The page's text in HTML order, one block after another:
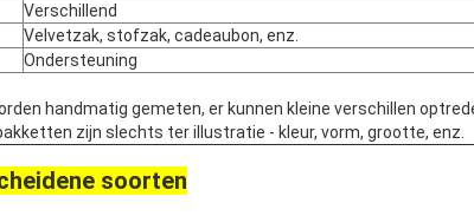
Verschillend
Velvetzak, stofzak, cadeaubon, enz.
Ondersteuning
handmatig gemeten, er kunnen kleine verschillen
zijn slechts ter illustratie - kleur, vorm, grootte, enz.
soorten